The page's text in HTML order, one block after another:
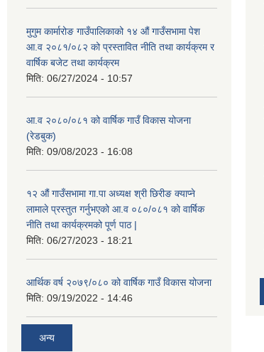
मुगुम कार्मारोङ गाउँपालिकाको १४ औं गाउँसभामा पेश
आ.व २०८१/०८२ को प्रस्तावित नीति तथा कार्यक्रम र
वार्षिक बजेट तथा कार्यक्रम
मिति: 06/27/2024 - 10:57
आ.व २०८०/०८१ को वार्षिक गाउँ विकास योजना
(रेडबुक)
मिति: 09/08/2023 - 16:08
१२ औं गाउँसभामा गा.पा अध्यक्ष श्री छिरीङ क्याप्ने
लामाले प्रस्तुत गर्नुभएको आ.व ०८०/०८१ को वार्षिक
नीति तथा कार्यक्रमको पूर्ण पाठ |
मिति: 06/27/2023 - 18:21
आर्थिक वर्ष २०७९/०८० को वार्षिक गाउँ विकास योजना
मिति: 09/19/2022 - 14:46
अन्य